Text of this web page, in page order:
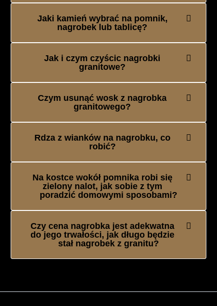
Jaki kamień wybrać na pomnik,
nagrobek lub tablicę?
Jak i czym czyścic nagrobki
granitowe?
Czym usunąć wosk z nagrobka
granitowego?
Rdza z wianków na nagrobku, co
robić?
Na kostce wokół pomnika robi się
zielony nalot, jak sobie z tym
poradzić domowymi sposobami?
Czy cena nagrobka jest adekwatna
do jego trwałości, jak długo będzie
stał nagrobek z granitu?